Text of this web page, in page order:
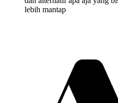
lebih mantap